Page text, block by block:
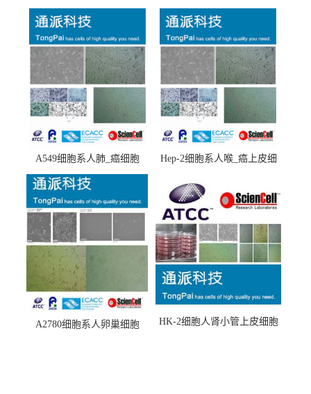
A549细胞系人肺_癌细胞
(A549细胞)
Hep-2细胞系人喉_癌上皮细
A2780细胞系人卵巢细胞
HK-2细胞人肾小管上皮细胞